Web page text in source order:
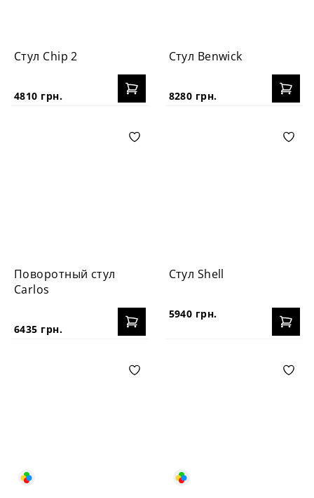
Стул Chip 2
4810 грн.
Стул Benwick
8280 грн.
Поворотный стул
Carlos
6435 грн.
Стул Shell
5940 грн.